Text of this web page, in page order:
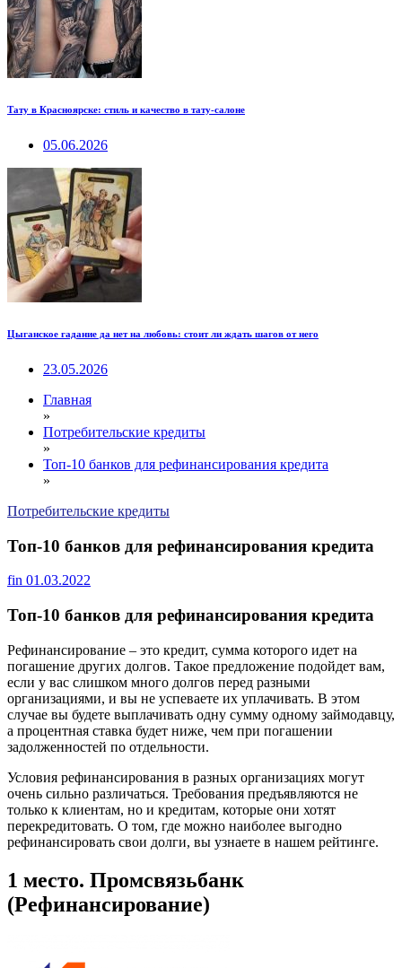
Тату в Красноярске: стиль и качество в тату-салоне
05.06.2026
Цыганское гадание да нет на любовь: стоит ли ждать шагов от него
23.05.2026
Главная
»
Потребительские кредиты
»
Топ-10 банков для рефинансирования кредита
»
Потребительские кредиты
Топ-10 банков для рефинансирования кредита
fin 01.03.2022
Топ-10 банков для рефинансирования кредита
Рефинансирование – это кредит, сумма которого идет на
погашение других долгов. Такое предложение подойдет вам,
если у вас слишком много долгов перед разными
организациями, и вы не успеваете их уплачивать. В этом
случае вы будете выплачивать одну сумму одному займодавцу,
а процентная ставка будет ниже, чем при погашении
задолженностей по отдельности.
Условия рефинансирования в разных организациях могут
очень сильно различаться. Требования предъявляются не
только к клиентам, но и кредитам, которые они хотят
перекредитовать. О том, где можно наиболее выгодно
рефинансировать свои долги, вы узнаете в нашем рейтинге.
1 место. Промсвязьбанк
(Рефинансирование)